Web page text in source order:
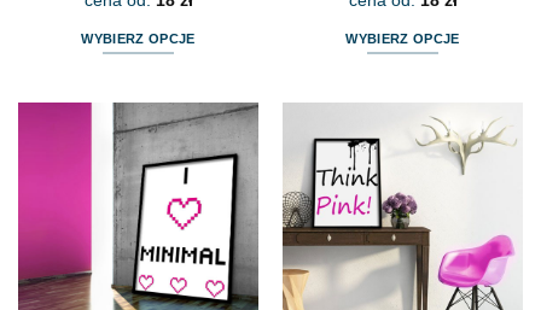
WYBIERZ OPCJE
wiele
wariantów.
Opcje
można
wybrać
na
stronie
WYBIERZ OPCJE
wiele
wariantów.
Opcje
można
wybrać
na
stronie